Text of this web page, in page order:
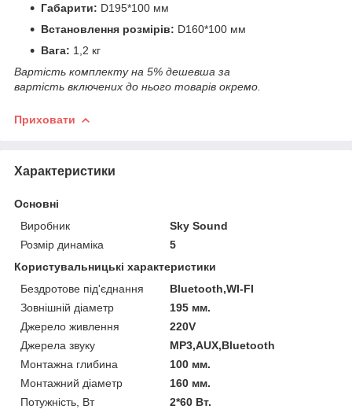
Габарити: D195*100 мм
Встановлення розмірів: D160*100 мм
Вага: 1,2 кг
Вартість комплекту на 5% дешевша за
вартість включених до нього товарів окремо.
Приховати
Характеристики
Основні
Виробник
Sky Sound
Розмір динаміка
5
Користувальницькі характеристики
Бездротове під'єднання
Bluetooth,WI-FI
Зовнішній діаметр
195 мм.
Джерело живлення
220V
Джерела звуку
MP3,AUX,Bluetooth
Монтажна глибина
100 мм.
Монтажний діаметр
160 мм.
Потужність, Вт
2*60 Вт.